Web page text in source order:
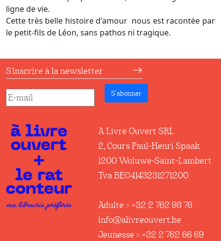
ligne de vie.
Cette très belle histoire d'amour nous est racontée par
le petit-fils de Léon, sans pathos ni tragique.
S'inscrire à la newsletter
S’abonner
A Livre Ouvert SRL
2, Cours Paul-Henri Spaak
1200 Woluwe-Saint-Lambert
Tva BE04143231271200
Adulte > +32 2 762 98 76
info@alivreouvert.be
Jeunesse > +32 2 762 66 69